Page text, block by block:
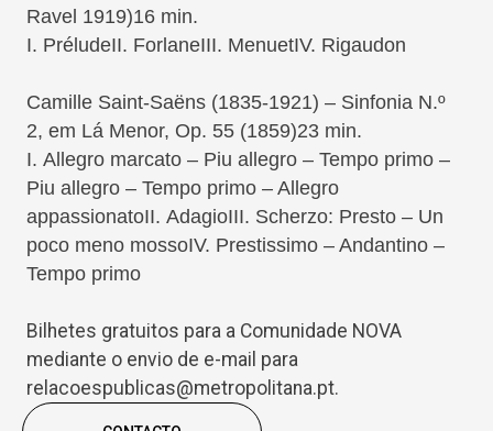
Ravel 1919)16 min.
I. PréludeII. ForlaneIII. MenuetIV. Rigaudon
Camille Saint-Saëns (1835-1921) – Sinfonia N.º
2, em Lá Menor, Op. 55 (1859)23 min.
I. Allegro marcato – Piu allegro – Tempo primo –
Piu allegro – Tempo primo – Allegro
appassionatoII. AdagioIII. Scherzo: Presto – Un
poco meno mossoIV. Prestissimo – Andantino –
Tempo primo
Bilhetes gratuitos para a Comunidade NOVA
mediante o envio de e-mail para
relacoespublicas@metropolitana.pt.